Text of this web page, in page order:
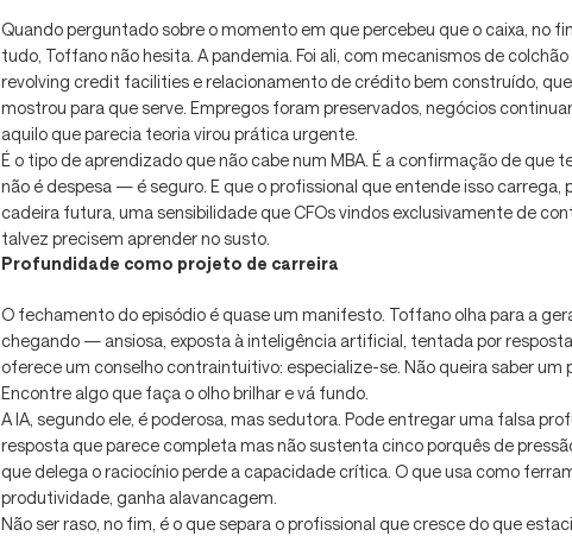
Quando perguntado sobre o momento em que percebeu que o caixa, no
tudo, Toffano não hesita. A pandemia. Foi ali, com mecanismos de
revolving credit facilities e relacionamento de crédito bem construído,
mostrou para que serve. Empregos foram preservados, negócios
aquilo que parecia teoria virou prática urgente.
É o tipo de aprendizado que não cabe num MBA. É a confirmação de que
não é despesa — é seguro. E que o profissional que entende isso carrega,
cadeira futura, uma sensibilidade que CFOs vindos exclusivamente de
talvez precisem aprender no susto.
Profundidade como projeto de carreira
O fechamento do episódio é quase um manifesto. Toffano olha para a
chegando — ansiosa, exposta à inteligência artificial, tentada por
oferece um conselho contraintuitivo: especialize-se. Não queira saber um
Encontre algo que faça o olho brilhar e vá fundo.
A IA, segundo ele, é poderosa, mas sedutora. Pode entregar uma falsa
resposta que parece completa mas não sustenta cinco porquês de
que delega o raciocínio perde a capacidade crítica. O que usa como
produtividade, ganha alavancagem.
Não ser raso, no fim, é o que separa o profissional que cresce do que